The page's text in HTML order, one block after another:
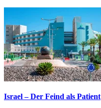
Israel – Der Feind als Patient